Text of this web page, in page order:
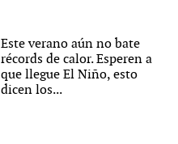
Este verano aún no bate
récords de calor. Esperen a
que llegue El Niño, esto
dicen los...